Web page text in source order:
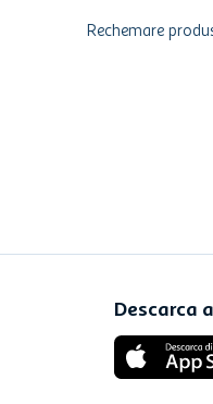
Rechemare
Descarca